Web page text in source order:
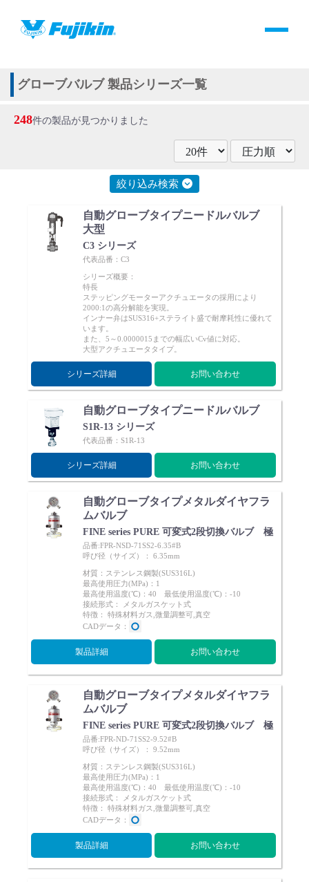
製品情報
バルブ・継手・システムを探す
サポート
よくあるご質問(FAQ)・用語集
Cv値・流量計算ツール
製品動画一覧
バルブと継手のきほん
説明会・講習会
ログイン
会社情報
Corporate Blog
Language：日本語／
お問い合わせ
グローブバルブ 製品シリーズ一覧
248件の製品が見つかりました
絞り込み検索
自動グローブタイプニードルバルブ
大型
C3 シリーズ
代表品番：C3
シリーズ概要：
特長
ステッピングモーターアクチュエータの採用により
2000:1の高分解能を実現。
インナー弁はSUS316+ステライト盛で耐摩耗性に優れて
います。
また、5～0.0000015までの幅広いCv値に対応。
大型アクチュエータタイプ。
シリーズ詳細 お問い合わせ
自動グローブタイプニードルバルブ
S1R-13 シリーズ
代表品番：S1R-13
シリーズ詳細 お問い合わせ
自動グローブタイプメタルダイヤフラ
ムバルブ
FINE series PURE 可変式2段切換バルブ 極
品番:FPR-NSD-71SS2-6.35#B
呼び径（サイズ）： 6.35mm
材質：ステンレス鋼製(SUS316L)
最高使用圧力(MPa)：1
最高使用温度(℃)：40 最低使用温度(℃)：-10
接続形式： メタルガスケット式
特徴： 特殊材料ガス,微量調整可,真空
CADデータ：
製品詳細 お問い合わせ
自動グローブタイプメタルダイヤフラ
ムバルブ
FINE series PURE 可変式2段切換バルブ 極
品番:FPR-ND-71SS2-9.52#B
呼び径（サイズ）： 9.52mm
材質：ステンレス鋼製(SUS316L)
最高使用圧力(MPa)：1
最高使用温度(℃)：40 最低使用温度(℃)：-10
接続形式： メタルガスケット式
特徴： 特殊材料ガス,微量調整可,真空
CADデータ：
製品詳細 お問い合わせ